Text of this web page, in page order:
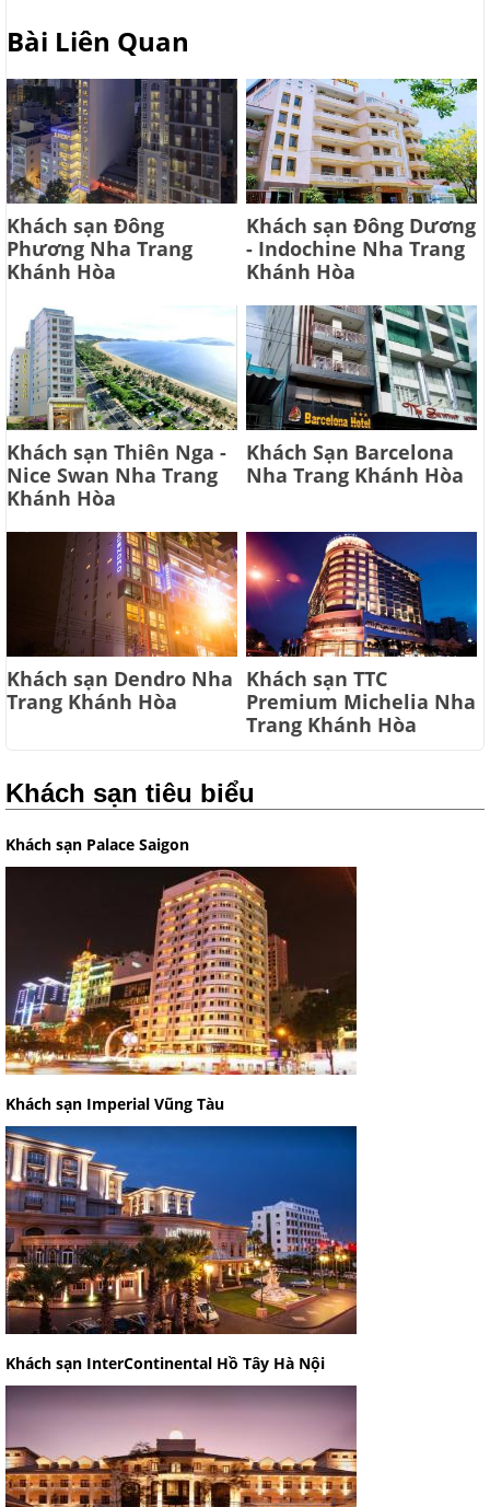
Bài Liên Quan
Khách sạn Đông
Phương Nha Trang
Khánh Hòa
Khách sạn Đông Dương
- Indochine Nha Trang
Khánh Hòa
Khách sạn Thiên Nga -
Nice Swan Nha Trang
Khánh Hòa
Khách Sạn Barcelona
Nha Trang Khánh Hòa
Khách sạn Dendro Nha
Trang Khánh Hòa
Khách sạn TTC
Premium Michelia Nha
Trang Khánh Hòa
Khách sạn tiêu biểu
Khách sạn Palace Saigon
Khách sạn Imperial Vũng Tàu
Khách sạn InterContinental Hồ Tây Hà Nội